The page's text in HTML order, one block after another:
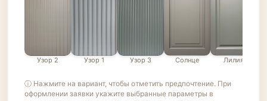
Узор 2 Узор 1 Узор 3 Солнце Лилия
ⓘ Нажмите на вариант, чтобы отметить предпочтение. При
оформлении заявки укажите выбранные параметры в